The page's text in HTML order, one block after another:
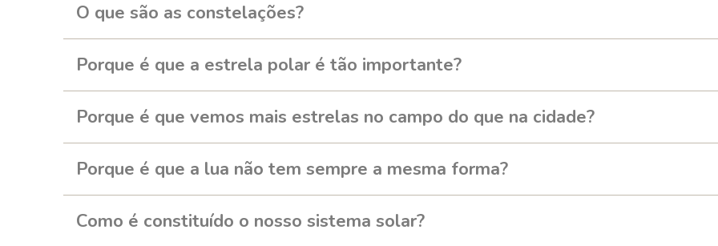
O que são as constelações?
Porque é que a estrela polar é tão importante?
Porque é que vemos mais estrelas no campo do que na cidade?
Porque é que a lua não tem sempre a mesma forma?
Como é constituído o nosso sistema solar?